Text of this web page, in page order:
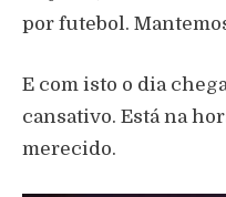
por futebol.
E com isto o dia
cansativo. Está na
merecido.